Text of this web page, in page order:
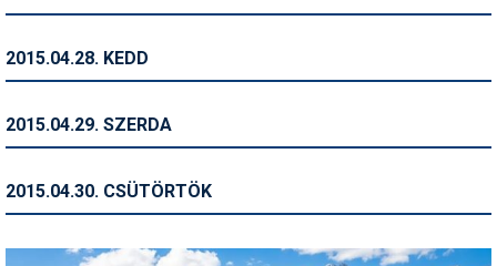
2015.04.28. KEDD
2015.04.29. SZERDA
2015.04.30. CSÜTÖRTÖK